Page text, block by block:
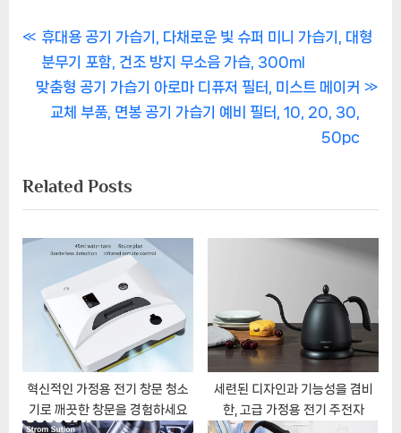
글
탐
P
r
e
u
s
P
s
t
휴대용 공기 가습기, 다채로운 빛 슈퍼 미니 가습기, 대형
분무기 포함, 건조 방지 무소음 가습, 300ml
N
P
o
s
맞춤형 공기 가습기 아로마 디퓨저 필터, 미스트 메이커
교체 부품, 면봉 공기 가습기 예비 필터, 10, 20, 30,
50pc
Related Posts
혁신적인 가정용 전기 창문 청소
기로 깨끗한 창문을 경험하세요
세련된 디자인과 기능성을 겸비
한, 고급 가정용 전기 주전자